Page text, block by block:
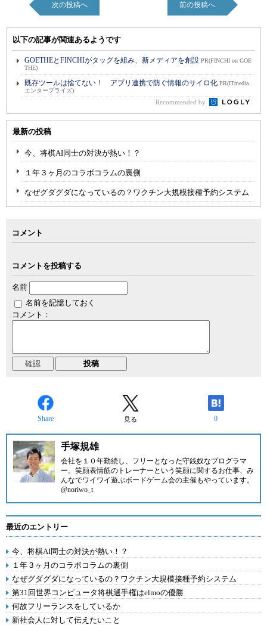
次の投稿へ 前の投稿へ
以下の記事が関連あるようです
GOETHEとFINCHIがタッグを組み、新メディアを創設 PR(FINCHI on GOE
THE)
既存ツールは捨てない！ アプリ連携で防ぐ情報のサイロ化 PR(ITmedia
エンタープライズ)
Recommended by
最新の投稿
今、将棋AI同士の対決が熱い！？
１年３ヶ月のコラボコラムの裏側
なぜグダグダになっているの？ワクチン大規模接種予約システム
コメント
コメントを投稿する
名前
名前を記憶しておく
コメント：
Share 見る 0
手塚規雄
会社を１０年勤続し、フリーとなった守銭奴なプログラマ
ー。笑顔表情筋のトレーナーという笑顔に関するお仕事、み
んなでワイワイ遊ぶボードゲーム会の主催もやっています。
@noriwo_t
最近のエントリー
今、将棋AI同士の対決が熱い！？
１年３ヶ月のコラボコラムの裏側
なぜグダグダになっているの？ワクチン大規模接種予約システム
第31回世界コンピュータ将棋選手権はelmoの優勝
何故フリーランスをしているか
新社会人に対して伝えたいこと